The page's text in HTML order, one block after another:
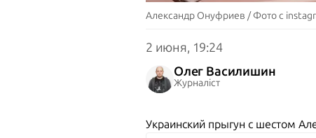
Александр Онуфриев / Фото с
2 июня, 19:24
Олег Василишин
Журналіст
Украинский прыгун с шестом